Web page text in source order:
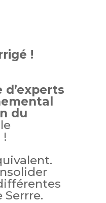
!
d’experts
du
!
Serrre.